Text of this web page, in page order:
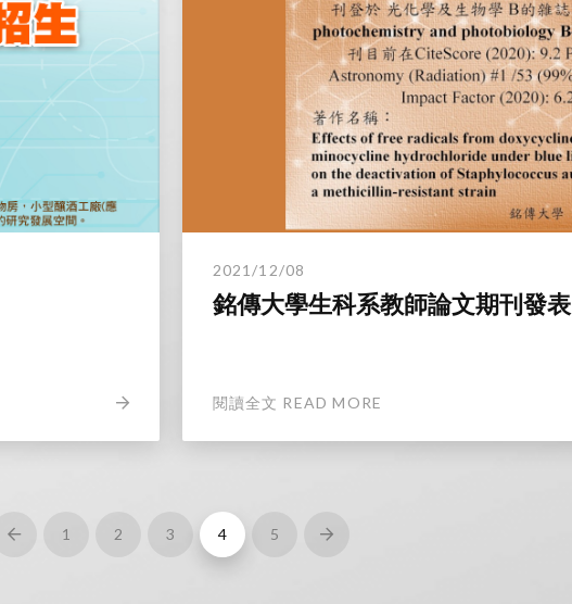
2021/12/08
銘傳大學生科系教師論文期刊發表
閱讀全文 READ MORE
Prev 1 2 3 4 5 Next